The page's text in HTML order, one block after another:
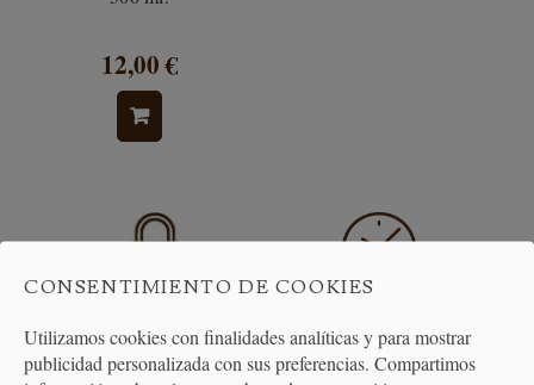
12,00 €
PAGO
SEGURO
ENTREGA
24/48H
CONSENTIMIENTO DE COOKIES
Utilizamos cookies con finalidades analíticas y para mostrar
publicidad personalizada con sus preferencias. Compartimos